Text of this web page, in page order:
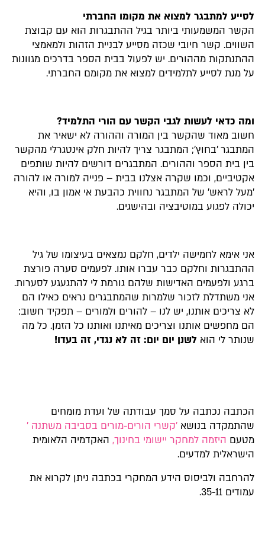
לסייע למתבגר למצוא את מקומו החברתי
הקשר המשמעותי ביותר בגיל ההתבגרות הוא עם קבוצת
השווים. קשר חיובי שכזה מסייע לבניית הזהות ולמאמצי
ההתנתקות מההורים. יש לפעול בבית הספר בדרכים מגוונות
על מנת לסייע לתלמידים למצוא את מקומם החברתי.
ומה כדאי לעשות לגבי הקשר עם הורי התלמיד?
חשוב מאוד שהקשר בין המורה וההורה לא ישאיר את
המתבגר 'בחוץ'; המתבגר צריך להיות חלק אינטגרלי מהקשר
בין בית הספר וההורים. המתבגרים דורשים להיות שותפים
אקטיביים, וכמו שקרה אצלנו בבית – פנייה למורה או להורה
'מעל לראש' של המתבגר נחווית כהבעת אי אמון בו, והיא
יכולה לפגוע במוטיבציה ובהישגים.
אני אימא לחמישה ילדים, חלקם נמצאים בעיצומו של גיל
ההתבגרות וחלקם כבר עברו אותו. לפעמים סערה פורצת
ברגע ולפעמים האדישות שלהם גורמת לי להתגעגע לסערות.
אני משתדלת לזכור שלמרות שהמתבגרים נראים כאילו הם
לא צריכים אותנו, יש לנו – להורים ולמורים – תפקיד חשוב:
הם מחפשים אותנו וצריכים מאיתנו ואותנו כל הזמן. כל מה
שנותר לי הוא לשנן יום יום: זה לא נגדי, זה בעדו!
הכתבה נכתבה על סמך עבודתה של ועדת מומחים
שהתמקדה בנושא 'קשרי הורים-מורים בסביבה משתנה '
מטעם היזמה למחקר יישומי בחינוך,האקדמיה הלאומית
הישראלית למדעים.
להרחבה ולביסוס הידע המחקרי בכתבה ניתן לקרוא את
עמודים 35-11.